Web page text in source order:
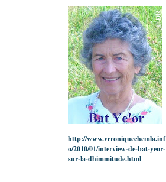
http://www.veroniquechemla.inf
o/2010/01/interview-de-bat-yeor-
sur-la-dhimmitude.html